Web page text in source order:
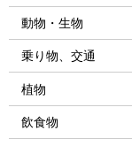
動物・生物
乗り物、交通
植物
飲食物